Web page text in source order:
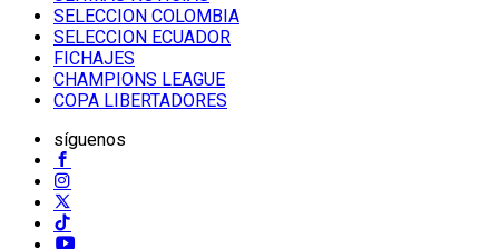
SELECCION COLOMBIA
SELECCION ECUADOR
FICHAJES
CHAMPIONS LEAGUE
COPA LIBERTADORES
síguenos